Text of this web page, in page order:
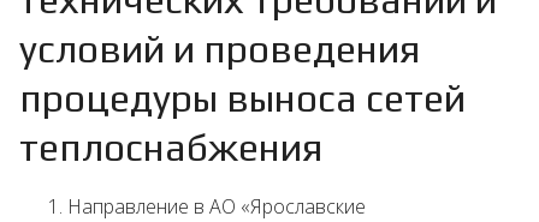
условий и проведения
процедуры выноса сетей
теплоснабжения
Направление в АО «Ярославские